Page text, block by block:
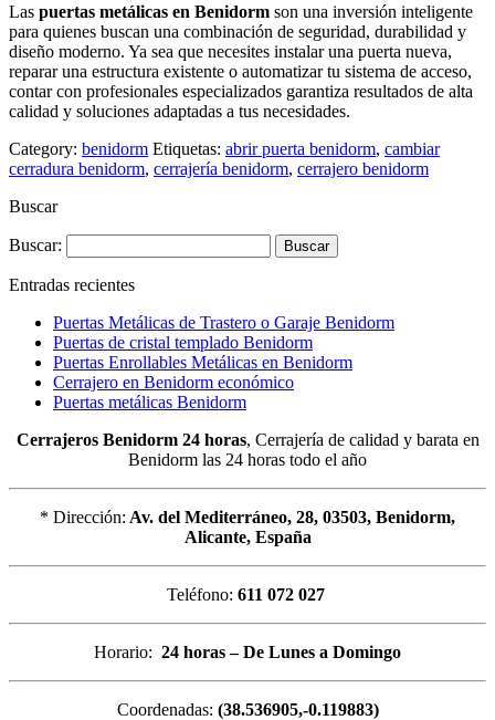
Las puertas metálicas en Benidorm son una inversión inteligente
para quienes buscan una combinación de seguridad, durabilidad y
diseño moderno. Ya sea que necesites instalar una puerta nueva,
reparar una estructura existente o automatizar tu sistema de acceso,
contar con profesionales especializados garantiza resultados de alta
calidad y soluciones adaptadas a tus necesidades.
Category: benidorm Etiquetas: abrir puerta benidorm, cambiar
cerradura benidorm, cerrajería benidorm, cerrajero benidorm
Buscar
Buscar:
Entradas recientes
Puertas Metálicas de Trastero o Garaje Benidorm
Puertas de cristal templado Benidorm
Puertas Enrollables Metálicas en Benidorm
Cerrajero en Benidorm económico
Puertas metálicas Benidorm
Cerrajeros Benidorm 24 horas, Cerrajería de calidad y barata en
Benidorm las 24 horas todo el año
* Dirección: Av. del Mediterráneo, 28, 03503, Benidorm,
Alicante, España
Teléfono: 611 072 027
Horario: 24 horas – De Lunes a Domingo
Coordenadas: (38.536905,-0.119883)